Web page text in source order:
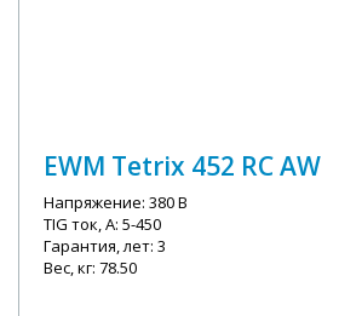
EWM Tetrix 452 RC AW
Напряжение: 380 В
TIG ток, А: 5-450
Гарантия, лет: 3
Вес, кг: 78.50